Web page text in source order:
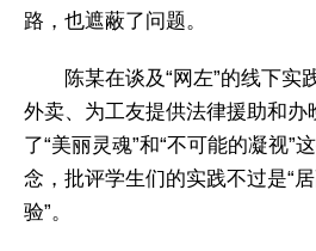
路，也遮蔽了问题。
陈某在谈及“网左”的线下实
外卖、为工友提供法律援助和办
了“美丽灵魂”和“不可能的凝视”
念，批评学生们的实践不过是“
验”。